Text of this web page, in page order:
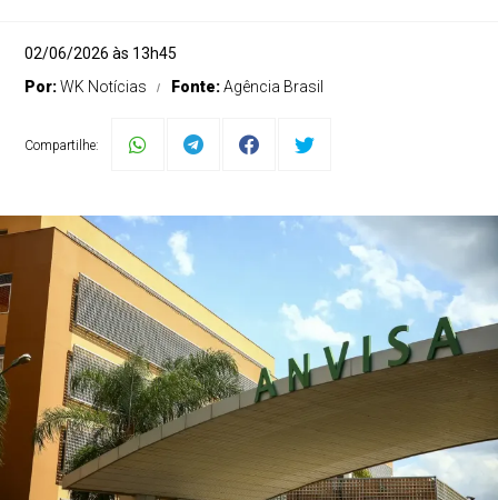
02/06/2026 às 13h45
Por:WK Notícias Fonte:Agência Brasil
Compartilhe: